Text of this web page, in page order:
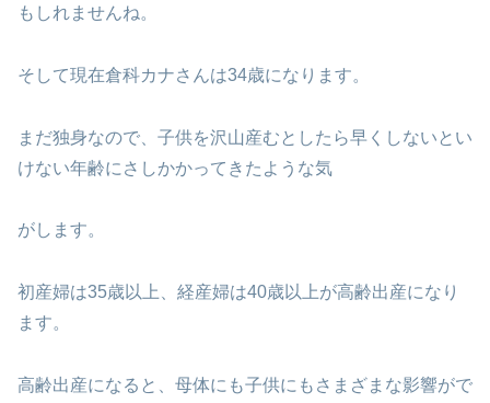
もしれませんね。
そして現在倉科カナさんは34歳になります。
まだ独身なので、子供を沢山産むとしたら早くしないとい
けない年齢にさしかかってきたような気
がします。
初産婦は35歳以上、経産婦は40歳以上が高齢出産になり
ます。
高齢出産になると、母体にも子供にもさまざまな影響がで